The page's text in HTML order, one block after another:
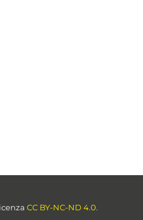
CC BY-NC-ND 4.0.